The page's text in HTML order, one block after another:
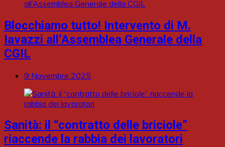
Blocchiamo tutto! Intervento di M.
Iavazzi all’Assemblea Generale della
CGIL
9 Novembre 2025
Sanità: il “contratto delle briciole”
riaccende la rabbia dei lavoratori